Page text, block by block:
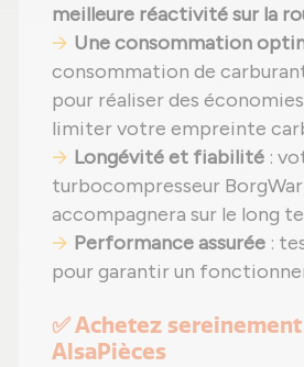
meilleure réactivité sur la
Une consommation
consommation de
pour réaliser des
limiter votre empreinte
Longévité et fiabilité :
turbocompresseur
accompagnera sur le long
Performance assurée :
pour garantir un
✅ Achetez
AlsaPièces